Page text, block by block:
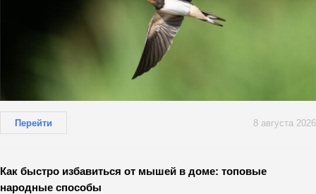
Перейти 8 августа 2026
Как быстро избавиться от мышей в доме: топовые
народные способы